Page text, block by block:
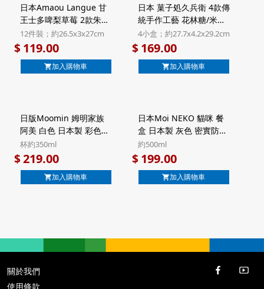
日本Amaou Langue 甘
王士多啤梨草莓 2款朱古
力夾心 貓舌曲奇 禮盒 12
件裝 (105)【市集世界 -
日本市集】
12件裝；約26.5x3x27cm
$119.00
加入購物車
日本 菓子処久兵衛 4款傳
統手作工藝 花林糖/米菓
雜錦禮盒 4小盒裝 (801)
【市集世界 - 日本市集】
4小盒；約27.7x4.2x29.2cm
$169.00
加入購物車
日版Moomin 姆明家族
阿美 白色 日本製 彩色工
藝雕花木盒陶瓷杯 禮品
套裝 禮盒 (292)【市集世
界 - 日本市集】
杯約350ml
$219.00
加入購物車
日本Moi NEKO 貓咪 餐
盒 日本製 灰色 密實防漏
微波爐飯盒食物盒
500ml (316)【市集世界 -
日本市集】
約500ml
$199.00
加入購物車
關於我們
使用條款